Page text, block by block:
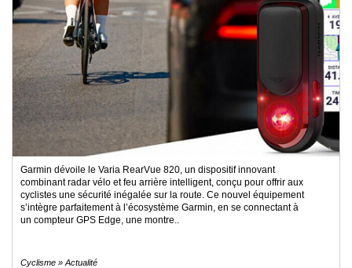
Garmin dévoile le Varia RearVue 820, un dispositif innovant
combinant radar vélo et feu arrière intelligent, conçu pour offrir aux
cyclistes une sécurité inégalée sur la route. Ce nouvel équipement
s’intègre parfaitement à l’écosystème Garmin, en se connectant à
un compteur GPS Edge, une montre..
Cyclisme » Actualité